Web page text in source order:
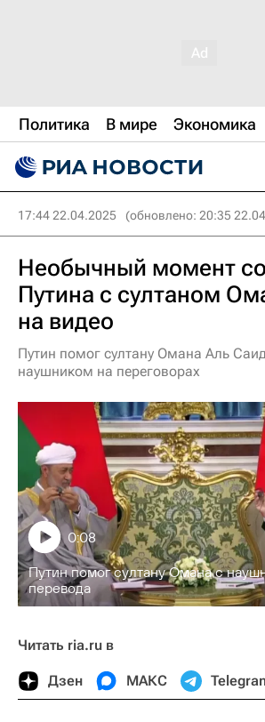
Политика В мире Экономика
17:44 22.04.2025 (обновлено: 20:35
Необычный момент
Путина с султаном
на видео
Путин помог султану Омана Аль
наушником на переговорах
Путин помог султану Омана с
перевода
0:08
Читать ria.ru в
Дзен МАКС